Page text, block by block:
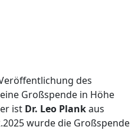
des
Großspende in Höhe
ist Dr. Leo Plankaus
wurde die Großspende